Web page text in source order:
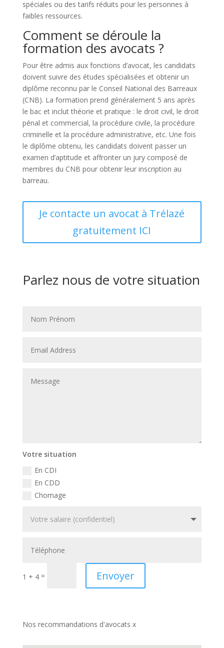
spéciales ou des tarifs réduits pour les personnes à
faibles ressources.
Comment se déroule la
formation des avocats ?
Pour être admis aux fonctions d’avocat, les candidats
doivent suivre des études spécialisées et obtenir un
diplôme reconnu par le Conseil National des Barreaux
(CNB). La formation prend généralement 5 ans après
le bac et inclut théorie et pratique : le droit civil, le droit
pénal et commercial, la procédure civile, la procédure
criminelle et la procédure administrative, etc. Une fois
le diplôme obtenu, les candidats doivent passer un
examen d’aptitude et affronter un jury composé de
membres du CNB pour obtenir leur inscription au
barreau.
Je contacte un avocat à Trélazé
gratuitement ICI
Parlez nous de votre situation
Votre situation
En CDI
En CDD
Chomage
1 + 4= Envoyer
Nos recommandations d'avocats x